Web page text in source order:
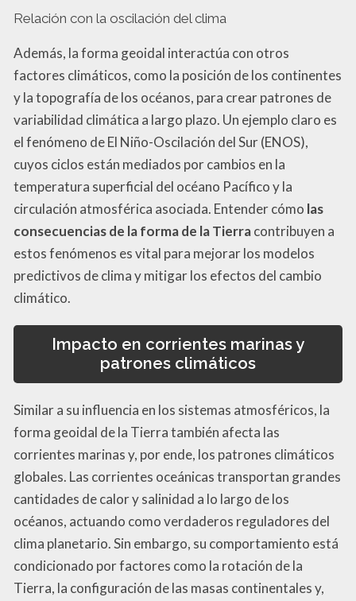
Relación con la oscilación del clima
Además, la forma geoidal interactúa con otros
factores climáticos, como la posición de los continentes
y la topografía de los océanos, para crear patrones de
variabilidad climática a largo plazo. Un ejemplo claro es
el fenómeno de El Niño-Oscilación del Sur (ENOS),
cuyos ciclos están mediados por cambios en la
temperatura superficial del océano Pacífico y la
circulación atmosférica asociada. Entender cómo las
consecuencias de la forma de la Tierracontribuyen a
estos fenómenos es vital para mejorar los modelos
predictivos de clima y mitigar los efectos del cambio
climático.
Impacto en corrientes marinas y
patrones climáticos
Similar a su influencia en los sistemas atmosféricos, la
forma geoidal de la Tierra también afecta las
corrientes marinas y, por ende, los patrones climáticos
globales. Las corrientes oceánicas transportan grandes
cantidades de calor y salinidad a lo largo de los
océanos, actuando como verdaderos reguladores del
clima planetario. Sin embargo, su comportamiento está
condicionado por factores como la rotación de la
Tierra, la configuración de las masas continentales y,